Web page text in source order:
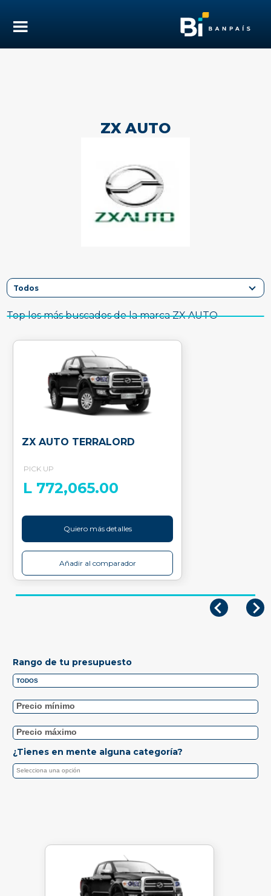
ZX AUTO
Top los más buscados de la marca ZX AUTO
ZX AUTO TERRALORD
PICK UP
L 772,065.00
Quiero más detalles
Añadir al comparador
Rango de tu presupuesto
¿Tienes en mente alguna categoría?